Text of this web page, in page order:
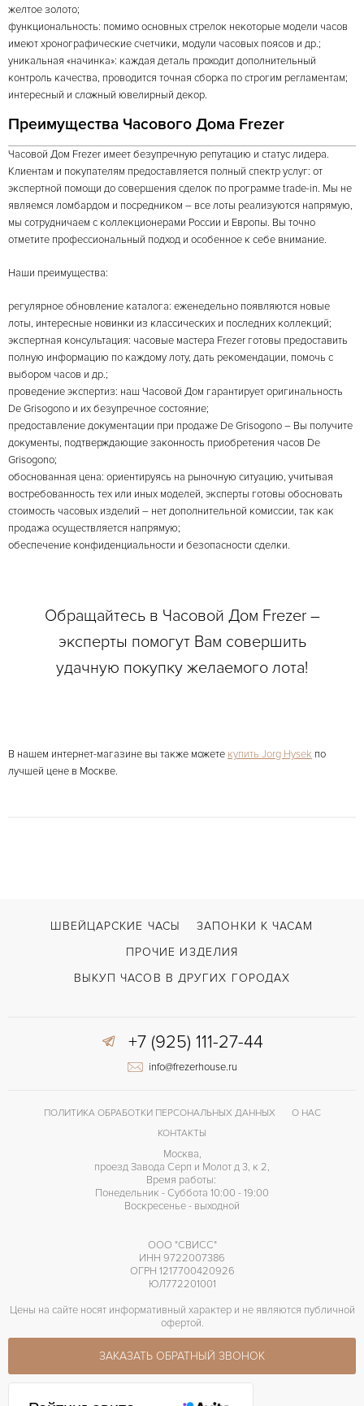
желтое золото;
функциональность: помимо основных стрелок некоторые модели часов
имеют хронографические счетчики, модули часовых поясов и др.;
уникальная «начинка»: каждая деталь проходит дополнительный
контроль качества, проводится точная сборка по строгим регламентам;
интересный и сложный ювелирный декор.
Преимущества Часового Дома Frezer
Часовой Дом Frezer имеет безупречную репутацию и статус лидера.
Клиентам и покупателям предоставляется полный спектр услуг: от
экспертной помощи до совершения сделок по программе trade-in. Мы не
являемся ломбардом и посредником – все лоты реализуются напрямую,
мы сотрудничаем с коллекционерами России и Европы. Вы точно
отметите профессиональный подход и особенное к себе внимание.
Наши преимущества:
регулярное обновление каталога: еженедельно появляются новые
лоты, интересные новинки из классических и последних коллекций;
экспертная консультация: часовые мастера Frezer готовы предоставить
полную информацию по каждому лоту, дать рекомендации, помочь с
выбором часов и др.;
проведение экспертиз: наш Часовой Дом гарантирует оригинальность
De Grisogono и их безупречное состояние;
предоставление документации при продаже De Grisogono – Вы получите
документы, подтверждающие законность приобретения часов De
Grisogono;
обоснованная цена: ориентируясь на рыночную ситуацию, учитывая
востребованность тех или иных моделей, эксперты готовы обосновать
стоимость часовых изделий – нет дополнительной комиссии, так как
продажа осуществляется напрямую;
обеспечение конфиденциальности и безопасности сделки.
Обращайтесь в Часовой Дом Frezer –
эксперты помогут Вам совершить
удачную покупку желаемого лота!
В нашем интернет-магазине вы также можете купить Jorg Hysek по
лучшей цене в Москве.
ШВЕЙЦАРСКИЕ ЧАСЫ
ЗАПОНКИ К ЧАСАМ
ПРОЧИЕ ИЗДЕЛИЯ
ВЫКУП ЧАСОВ В ДРУГИХ ГОРОДАХ
+7 (925) 111-27-44
info@frezerhouse.ru
ПОЛИТИКА ОБРАБОТКИ ПЕРСОНАЛЬНЫХ ДАННЫХ
О НАС
КОНТАКТЫ
Москва,
проезд Завода Серп и Молот д 3, к 2,
Время работы:
Понедельник - Суббота 10:00 - 19:00
Воскресенье - выходной
ООО "СВИСС"
ИНН 9722007386
ОГРН 1217700420926
ЮЛ772201001
Цены на сайте носят информативный характер и не являются публичной
офертой.
ЗАКАЗАТЬ ОБРАТНЫЙ ЗВОНОК